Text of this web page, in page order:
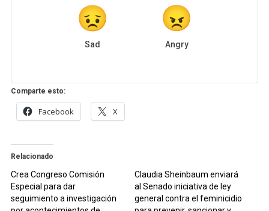
Sad Angry
Comparte esto:
Facebook X
Relacionado
Crea Congreso Comisión
Especial para dar
seguimiento a investigación
Claudia Sheinbaum enviará
al Senado iniciativa de ley
general contra el feminicidio